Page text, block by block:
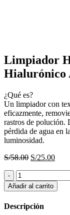
Limpiador
Hialurónico
¿Qué es?
Un limpiador con
eficazmente,
rastros de polución.
pérdida de agua en
luminosidad.
S/58.00 El
era:
S/58.00.
S/25.00El
es:
S/
Limpiador
Hidratante
en
Gel
con
Añadir al carrito
Descripción